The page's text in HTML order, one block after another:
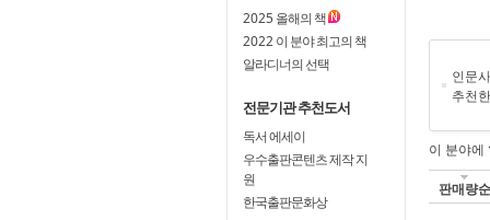
2025올해의 책
2022이 분야 최고의 책
알라디너의 선택
전문기관 추천도서
독서 에세이
우수출판콘텐츠 제작 지
원
한국출판문화상
인문
추천
이 분야에
판매량순